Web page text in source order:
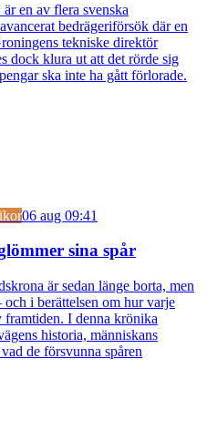
en av flera svenska
bedrägeriförsök där en
tekniske direktör
dock klura ut att det rörde sig
ska inte ha gått förlorade.
06 aug 09:41
sina spår
är sedan länge borta, men
och i berättelsen om hur varje
framtiden. I denna krönika
historia, människans
de försvunna spåren